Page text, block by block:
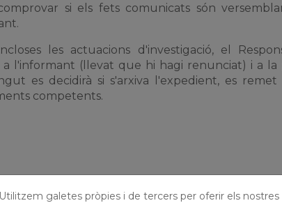
si els fets comunicats són
les actuacions d'investigació, el
l'informant (llevat que hi hagi renunciat) i a la
es decidirà si s'arxiva l'expedient, es remet
competents.
anònima o facilitant les vostres dades d'identitat?*
Utilitzem galetes pròpies i de tercers per oferir els